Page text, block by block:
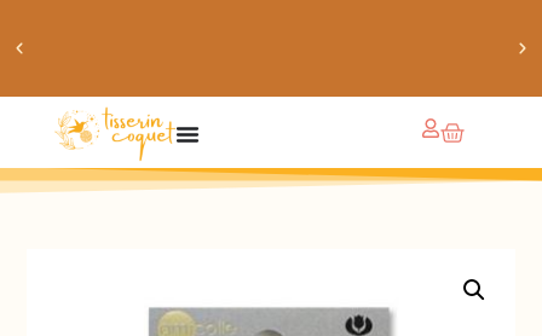
obtiens 20% de réduction sur ton prochain achat de